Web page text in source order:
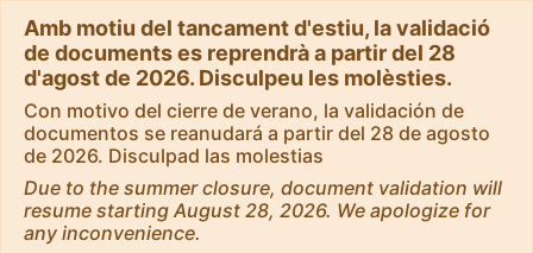
Amb motiu del tancament d'estiu, la validació
de documents es reprendrà a partir del 28
d'agost de 2026. Disculpeu les molèsties.
Con motivo del cierre de verano, la validación de
documentos se reanudará a partir del 28 de agosto
de 2026. Disculpad las molestias
Due to the summer closure, document validation will
resume starting August 28, 2026. We apologize for
any inconvenience.